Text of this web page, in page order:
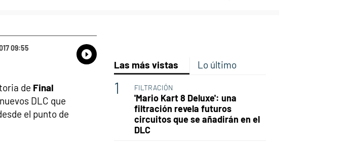
09:55
Whatsapp
Compartir
de Final
DLC que
el punto de
Las más vistas Lo último
FILTRACIÓN
'Mario Kart 8 Deluxe': una
filtración revela futuros
circuitos que se añadirán en el
DLC